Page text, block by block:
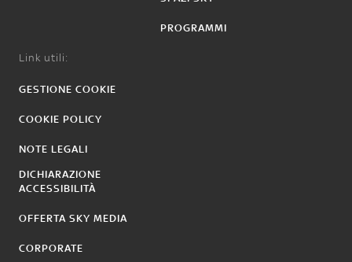
PROGRAMMI
Link utili:
GESTIONE COOKIE
COOKIE POLICY
NOTE LEGALI
DICHIARAZIONE
ACCESSIBILITÀ
OFFERTA SKY MEDIA
CORPORATE